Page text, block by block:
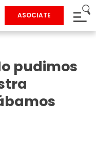
ASOCIATE
pudimos